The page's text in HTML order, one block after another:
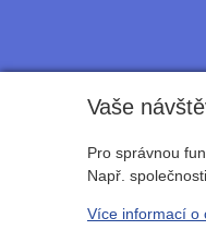
Vaše
Pro správnou
Např.
Více informací o